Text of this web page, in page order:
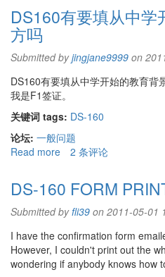
160
最
current
location
怎
么
DS160有要填从中
方吗
Submitted byjingjane9999 on
DS160有要填从中学开始的教育背
我是F1签证。
关键词 tags: DS-160
论坛: 一般问题
Read more about
要
填
从
中
学
开
2 条评论
DS-160 FORM
Submitted byfli39 on 2011-05-01
I have the confirmation form
However, I couldn't print out the
wondering if anybody knows how